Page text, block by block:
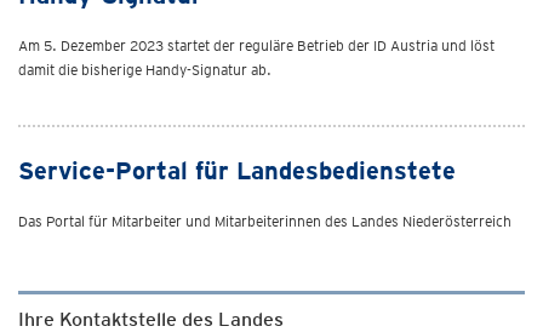
Am 5. Dezember 2023 startet der reguläre Betrieb der ID Austria und löst
damit die bisherige Handy-Signatur ab.
Service-Portal für Landesbedienstete
Das Portal für Mitarbeiter und Mitarbeiterinnen des Landes Niederösterreich
Ihre Kontaktstelle des Landes